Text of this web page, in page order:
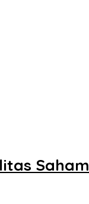
Saham